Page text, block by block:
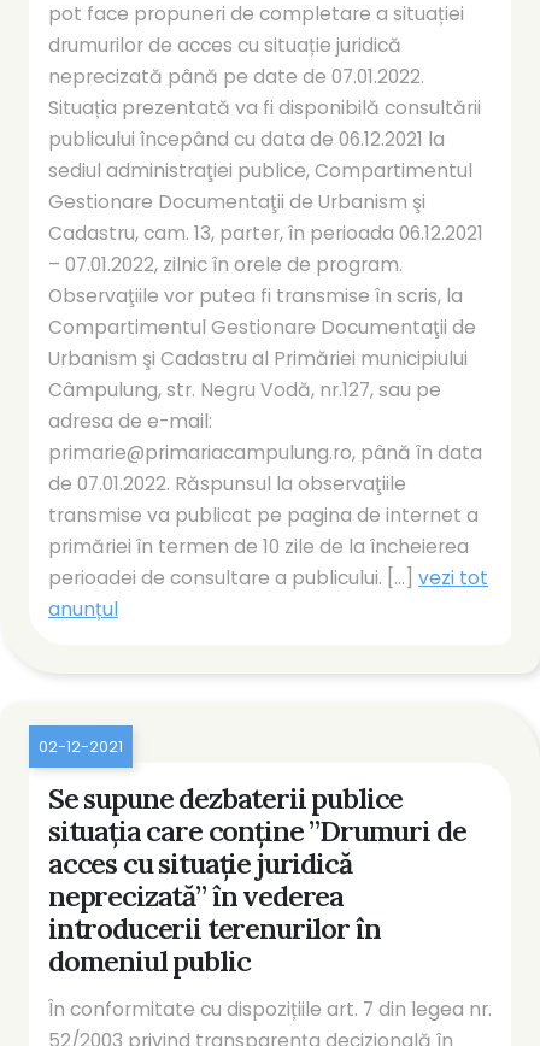
pot face propuneri de completare a situației
drumurilor de acces cu situație juridică
neprecizată până pe date de 07.01.2022.
Situația prezentată va fi disponibilă consultării
publicului începând cu data de 06.12.2021 la
sediul administraţiei publice, Compartimentul
Gestionare Documentaţii de Urbanism şi
Cadastru, cam. 13, parter, în perioada 06.12.2021
– 07.01.2022, zilnic în orele de program.
Observaţiile vor putea fi transmise în scris, la
Compartimentul Gestionare Documentaţii de
Urbanism şi Cadastru al Primăriei municipiului
Câmpulung, str. Negru Vodă, nr.127, sau pe
adresa de e-mail:
primarie@primariacampulung.ro, până în data
de 07.01.2022. Răspunsul la observaţiile
transmise va publicat pe pagina de internet a
primăriei în termen de 10 zile de la încheierea
perioadei de consultare a publicului. [...] vezi tot
anunțul
02-12-2021
Se supune dezbaterii publice
situația care conține ”Drumuri de
acces cu situație juridică
neprecizată” în vederea
introducerii terenurilor în
domeniul public
În conformitate cu dispozițiile art. 7 din legea nr.
52/2003 privind transparența decizională în